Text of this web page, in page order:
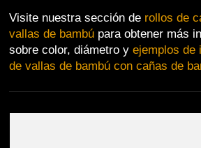
Visite nuestra sección de rollos de
vallas de bambúpara obtener más
sobre color, diámetro y ejemplos de
de vallas de bambú con cañas de